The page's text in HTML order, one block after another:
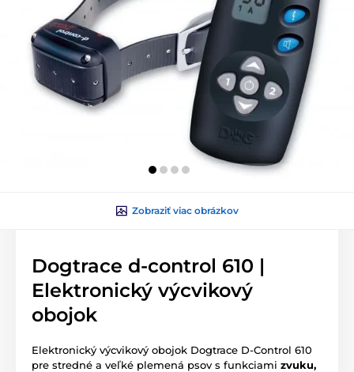
Zobraziť viac obrázkov
Dogtrace d-control 610 |
Elektronický výcvikový
obojok
Elektronický výcvikový obojok Dogtrace D-Control 610
pre stredné a veľké plemená psov s funkciami zvuku,